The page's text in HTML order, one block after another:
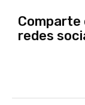
Comparte
redes